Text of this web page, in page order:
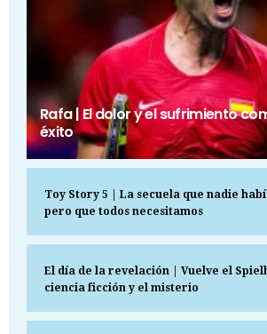
Rafa | El dolor y el sufrimiento
éxito
Toy Story 5 | La secuela que nadie
pero que todos necesitamos
El día de la revelación | Vuelve el
ciencia ficción y el misterio